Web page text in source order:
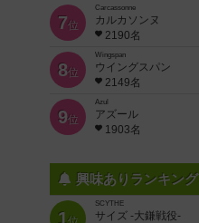
7位
Carcassonne
カルカソンヌ
2190名
8位
Wingspan
ウイングスパン
2149名
9位
Azul
アズール
1903名
興味ありランキング
1
SCYTHE
サイズ -大鎌戦役-